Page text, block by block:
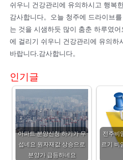
쉬우니 건강관리에 유의하시고 행복
감사합니다。오늘 청주에 드라이브
는 것을 시샘하듯 많이 춤춘 하루였
에 걸리기 쉬우니 건강관리에 유의하
바랍니다.감사합니다。
인기글
아파트 분양신청 하기가 무
섭네요 원자재값 상승으로
분양가 급등하네요
전주비
르기 비